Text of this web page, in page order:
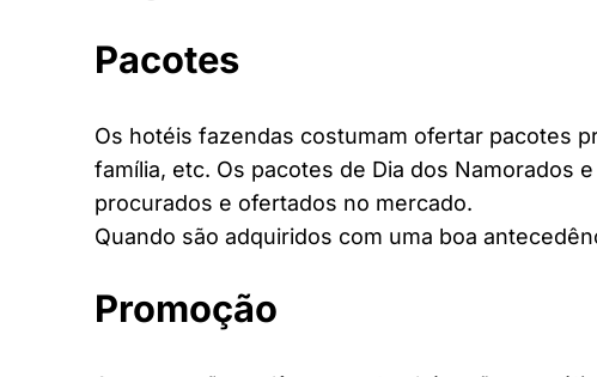
Pacotes
Os hotéis fazendas costumam ofertar pacotes
família, etc. Os pacotes de Dia dos Namorados
procurados e ofertados no mercado.
Quando são adquiridos com uma boa
Promoção